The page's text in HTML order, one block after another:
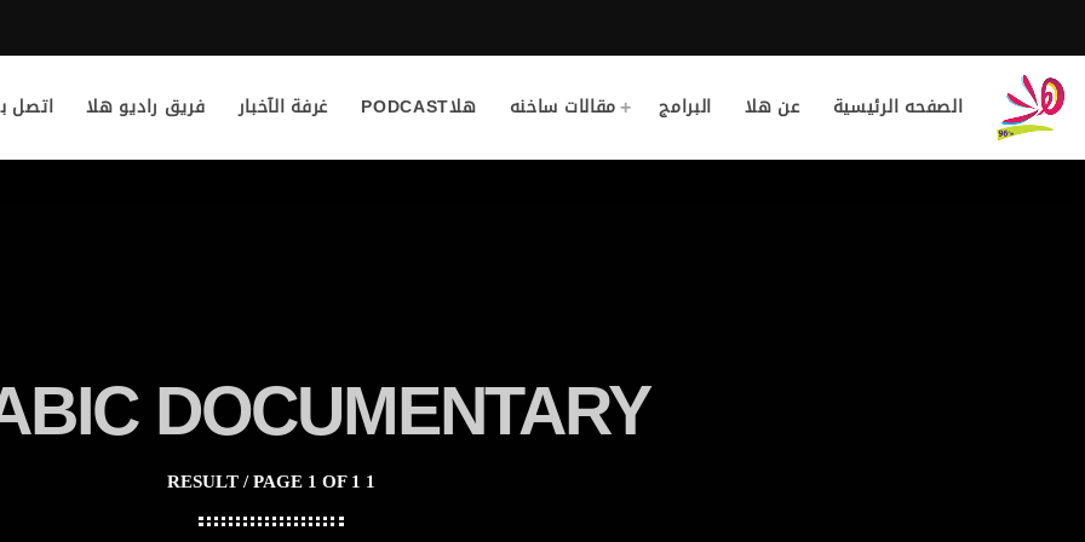
الصفحه الرئيسية عن هلا البرامج مقالات ساخنه هلاPODCAST غرفة الآخبار فريق راديو هلا اتصل
DOCUMENTARY
1 RESULT / PAGE 1 OF 1